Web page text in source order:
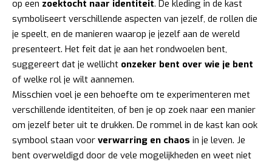
op een zoektocht naar identiteit. De kleding in de kast
symboliseert verschillende aspecten van jezelf, de rollen die
je speelt, en de manieren waarop je jezelf aan de wereld
presenteert. Het feit dat je aan het rondwoelen bent,
suggereert dat je wellicht onzeker bent over wie je bent
of welke rol je wilt aannemen.
Misschien voel je een behoefte om te experimenteren met
verschillende identiteiten, of ben je op zoek naar een manier
om jezelf beter uit te drukken. De rommel in de kast kan ook
symbool staan voor verwarring en chaos in je leven. Je
bent overweldigd door de vele mogelijkheden en weet niet